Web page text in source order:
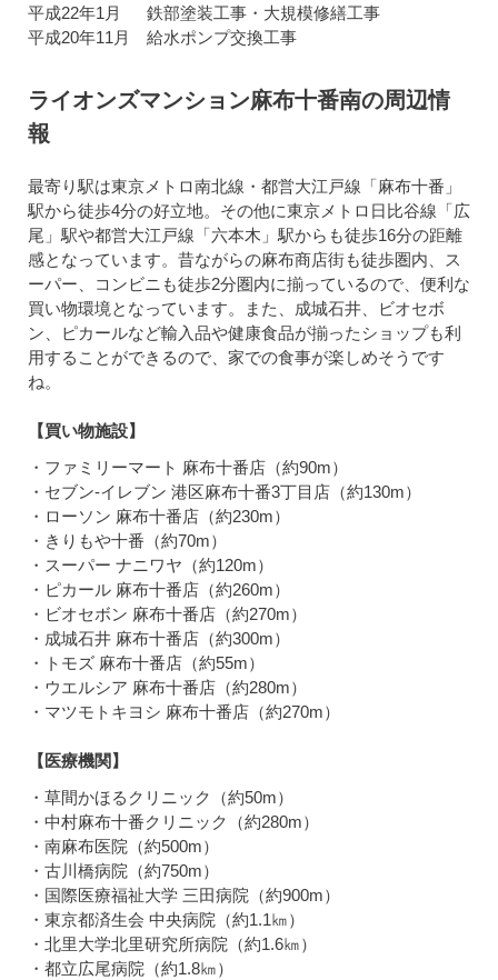
平成22年1月 鉄部塗装工事・大規模修繕工事
平成20年11月 給水ポンプ交換工事
ライオンズマンション麻布十番南の周辺情
報
最寄り駅は東京メトロ南北線・都営大江戸線「麻布十番」
駅から徒歩4分の好立地。その他に東京メトロ日比谷線「広
尾」駅や都営大江戸線「六本木」駅からも徒歩16分の距離
感となっています。昔ながらの麻布商店街も徒歩圏内、ス
ーパー、コンビニも徒歩2分圏内に揃っているので、便利な
買い物環境となっています。また、成城石井、ビオセボ
ン、ピカールなど輸入品や健康食品が揃ったショップも利
用することができるので、家での食事が楽しめそうです
ね。
【買い物施設】
・ファミリーマート 麻布十番店（約90m）
・セブン-イレブン 港区麻布十番3丁目店（約130m）
・ローソン 麻布十番店（約230m）
・きりもや十番（約70m）
・スーパー ナニワヤ（約120m）
・ピカール 麻布十番店（約260m）
・ビオセボン 麻布十番店（約270m）
・成城石井 麻布十番店（約300m）
・トモズ 麻布十番店（約55m）
・ウエルシア 麻布十番店（約280m）
・マツモトキヨシ 麻布十番店（約270m）
【医療機関】
・草間かほるクリニック（約50m）
・中村麻布十番クリニック（約280m）
・南麻布医院（約500m）
・古川橋病院（約750m）
・国際医療福祉大学 三田病院（約900m）
・東京都済生会 中央病院（約1.1㎞）
・北里大学北里研究所病院（約1.6㎞）
・都立広尾病院（約1.8㎞）